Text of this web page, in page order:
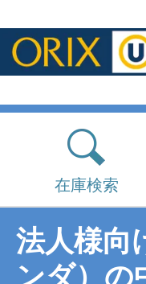
在庫検索
法人様向
ンダ）の